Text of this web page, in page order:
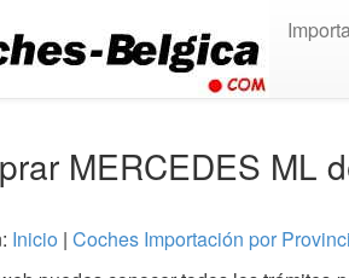
MERCEDES ML
Inicio | Coches Importación por